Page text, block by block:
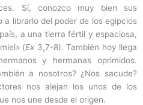
Sí, conozco muy bien sus
a librarlo del poder de los egipcios
a una tierra fértil y espaciosa,
(Ex 3,7-8). También hoy llega
y hermanas oprimidos.
a nosotros? ¿Nos sacude?
nos alejan los unos de los
nos une desde el origen.